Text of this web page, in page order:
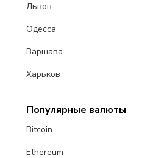
Львов
Одесса
Варшава
Харьков
Популярные валюты
Bitcoin
Ethereum